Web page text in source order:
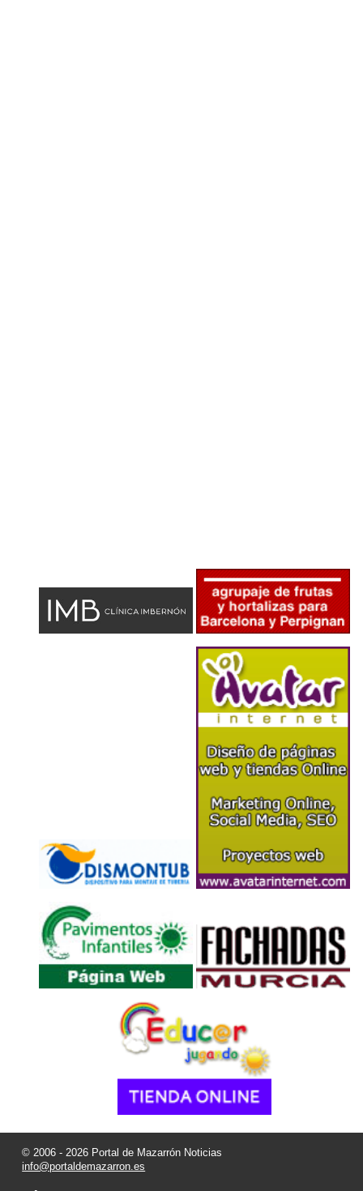
© 2006 - 2026 Portal de Mazarrón Noticias
info@portaldemazarron.es